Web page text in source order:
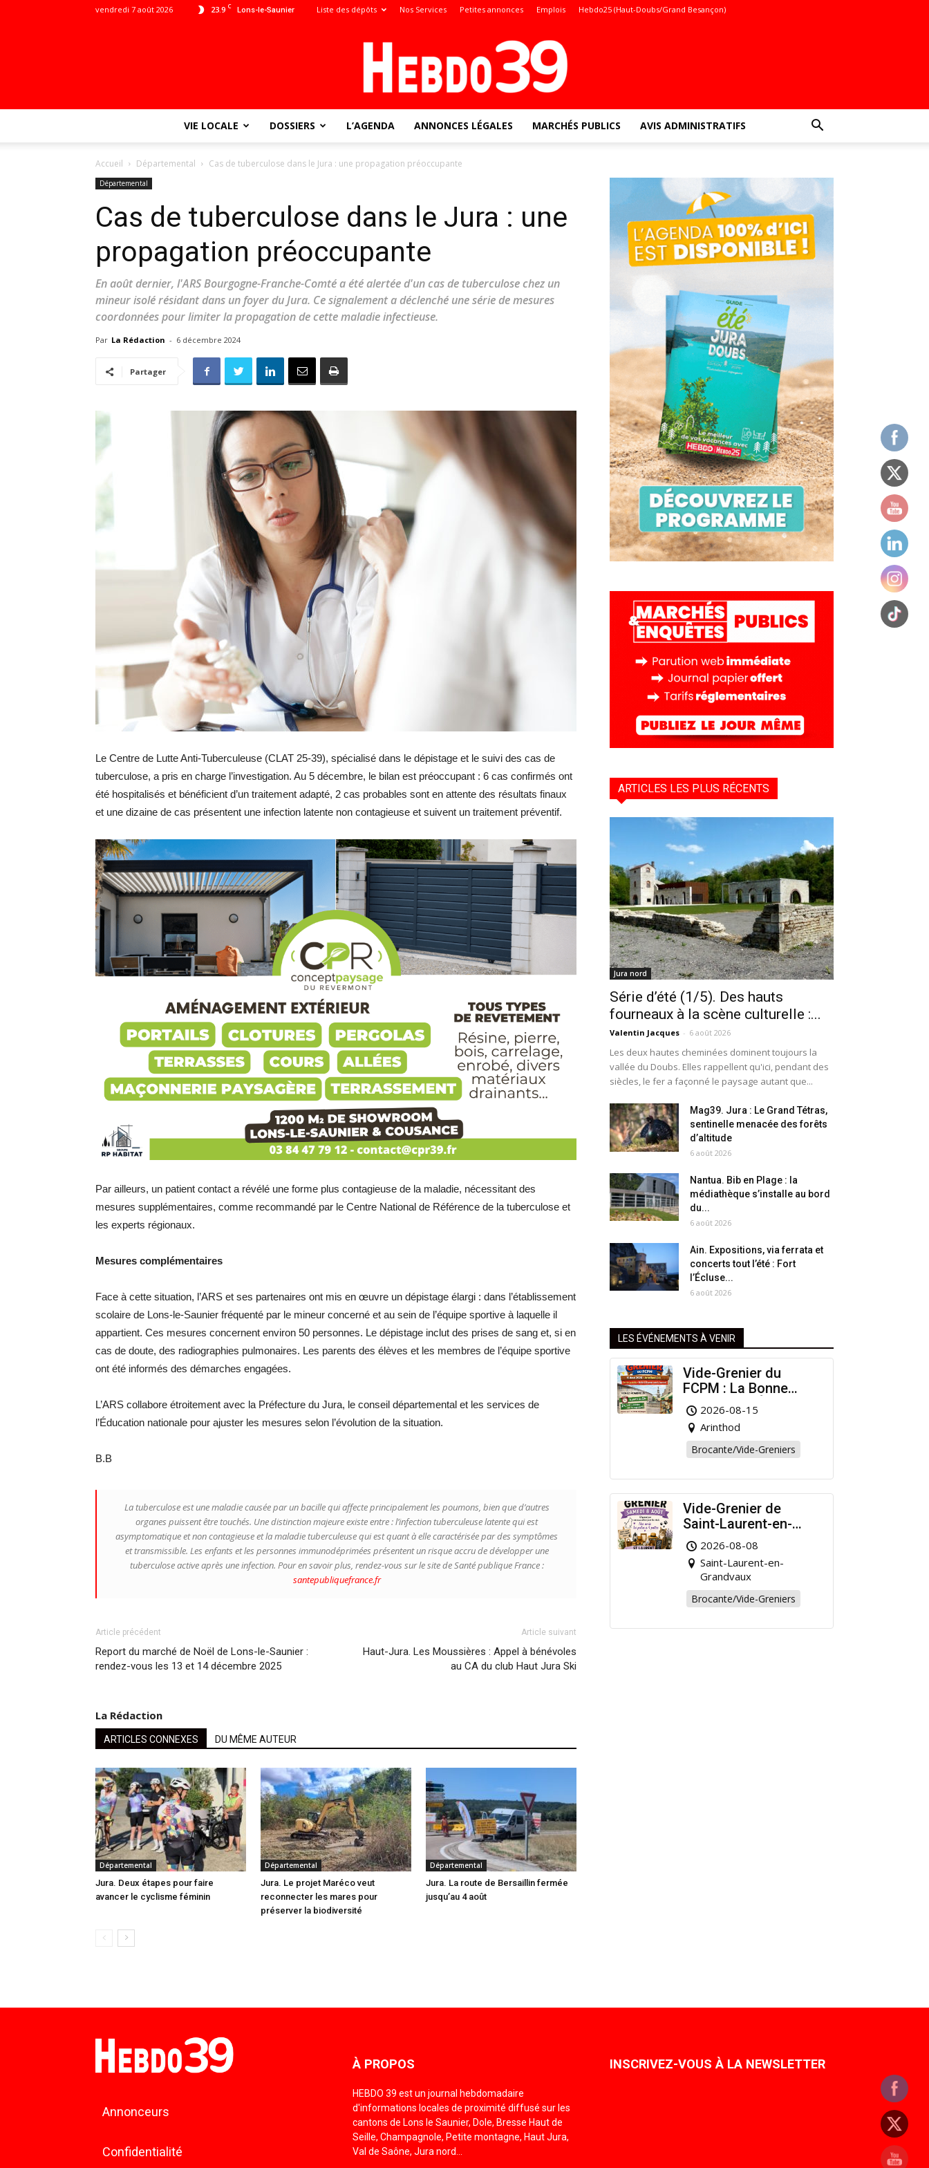
23.9 C Lons-le-Saunier
vendredi 7 août 2026 Liste des dépôts Nos Services Petites annonces Emplois Hebdo25 (Haut-Doubs/Grand Besançon)
l'info
locale
VIE LOCALE DOSSIERS L’AGENDA ANNONCES LÉGALES MARCHÉS PUBLICS AVIS ADMINISTRATIFS
Accueil Départemental Cas de tuberculose dans le Jura : une propagation préoccupante
Départemental
Cas de tuberculose dans le Jura : une
propagation préoccupante
En août dernier, l'ARS Bourgogne-Franche-Comté a été alertée d'un cas de tuberculose chez un
mineur isolé résidant dans un foyer du Jura. Ce signalement a déclenché une série de mesures
coordonnées pour limiter la propagation de cette maladie infectieuse.
Par La Rédaction - 6 décembre 2024
Partager
Le Centre de Lutte Anti-Tuberculeuse (CLAT 25-39), spécialisé dans le dépistage et le suivi des cas de
tuberculose, a pris en charge l’investigation. Au 5 décembre, le bilan est préoccupant : 6 cas confirmés ont
été hospitalisés et bénéficient d’un traitement adapté, 2 cas probables sont en attente des résultats finaux
et une dizaine de cas présentent une infection latente non contagieuse et suivent un traitement préventif.
Par ailleurs, un patient contact a révélé une forme plus contagieuse de la maladie, nécessitant des
mesures supplémentaires, comme recommandé par le Centre National de Référence de la tuberculose et
les experts régionaux.
Mesures complémentaires
Face à cette situation, l’ARS et ses partenaires ont mis en œuvre un dépistage élargi : dans l’établissement
scolaire de Lons-le-Saunier fréquenté par le mineur concerné et au sein de l’équipe sportive à laquelle il
appartient. Ces mesures concernent environ 50 personnes. Le dépistage inclut des prises de sang et, si en
cas de doute, des radiographies pulmonaires. Les parents des élèves et les membres de l’équipe sportive
ont été informés des démarches engagées.
L’ARS collabore étroitement avec la Préfecture du Jura, le conseil départemental et les services de
l’Éducation nationale pour ajuster les mesures selon l’évolution de la situation.
B.B
La tuberculose est une maladie causée par un bacille qui affecte principalement les poumons, bien que d’autres
organes puissent être touchés. Une distinction majeure existe entre : l’infection tuberculeuse latente qui est
asymptomatique et non contagieuse et la maladie tuberculeuse qui est quant à elle caractérisée par des symptômes
et transmissible. Les enfants et les personnes immunodéprimées présentent un risque accru de développer une
tuberculose active après une infection. Pour en savoir plus, rendez-vous sur le site de Santé publique France :
santepubliquefrance.fr
Article précédent
Report du marché de Noël de Lons-le-Saunier :
rendez-vous les 13 et 14 décembre 2025
Article suivant
Haut-Jura. Les Moussières : Appel à bénévoles
au CA du club Haut Jura Ski
La Rédaction
ARTICLES CONNEXES DU MÊME AUTEUR
Départemental
Jura. Deux étapes pour faire
avancer le cyclisme féminin
Départemental
Jura. Le projet Maréco veut
reconnecter les mares pour
préserver la biodiversité
Départemental
Jura. La route de Bersaillin fermée
jusqu’au 4 août
ARTICLES LES PLUS RÉCENTS
Jura nord
Série d’été (1/5). Des hauts
fourneaux à la scène culturelle :...
Valentin Jacques - 6 août 2026
Les deux hautes cheminées dominent toujours la
vallée du Doubs. Elles rappellent qu'ici, pendant des
siècles, le fer a façonné le paysage autant que...
Mag39. Jura : Le Grand Tétras,
sentinelle menacée des forêts
d’altitude
6 août 2026
Nantua. Bib en Plage : la
médiathèque s’installe au bord
du...
6 août 2026
Ain. Expositions, via ferrata et
concerts tout l’été : Fort
l’Écluse...
6 août 2026
LES ÉVÉNEMENTS À VENIR
Vide-Grenier du
FCPM : La Bonne
Affaire de l’Été à
Arinthod !
2026-08-15
Arinthod
Brocante/Vide-Greniers
Vide-Grenier de
Saint-Laurent-en-
Grandvaux : Venez
chiner pour la bonne
cause !
2026-08-08
Saint-Laurent-en-
Grandvaux
Brocante/Vide-Greniers